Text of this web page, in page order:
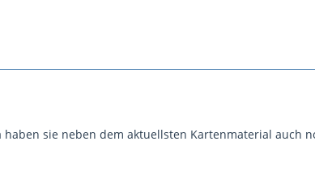
sie neben dem aktuellsten Kartenmaterial auch